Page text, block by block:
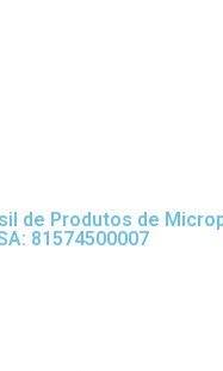
de Produtos de
81574500007